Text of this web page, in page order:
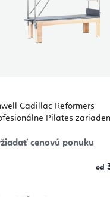
Cadillac Reformers
Pilates
cenovú ponuku
od